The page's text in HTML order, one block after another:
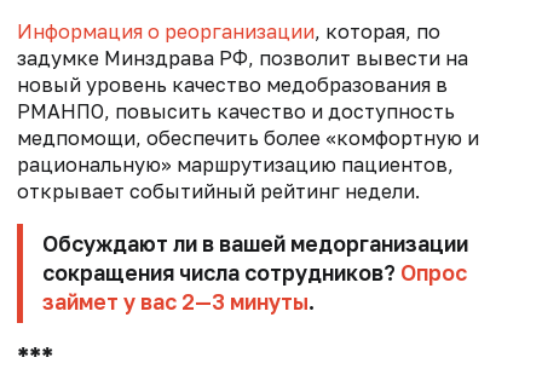
Информация о реорганизации, которая, по
задумке Минздрава РФ, позволит вывести на
новый уровень качество медобразования в
РМАНПО, повысить качество и доступность
медпомощи, обеспечить более «комфортную и
рациональную» маршрутизацию пациентов,
открывает событийный рейтинг недели.
Обсуждают ли в вашей медорганизации
сокращения числа сотрудников? Опрос
займет у вас 2—3 минуты.
***